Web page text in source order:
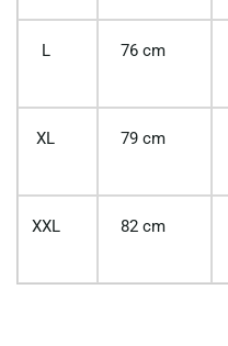
L 76 cm
XL 79 cm
XXL 82 cm